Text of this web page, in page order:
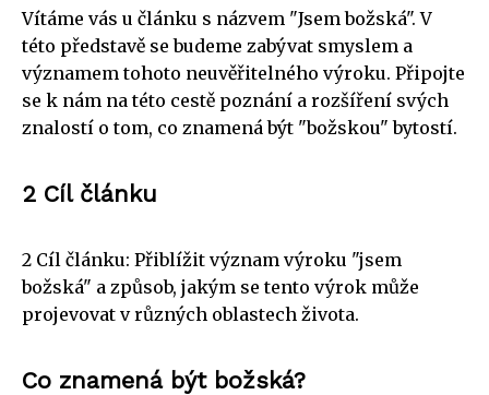
Vítáme vás u článku s názvem "Jsem božská". V
této představě se budeme zabývat smyslem a
významem tohoto neuvěřitelného výroku. Připojte
se k nám na této cestě poznání a rozšíření svých
znalostí o tom, co znamená být "božskou" bytostí.
2 Cíl článku
2 Cíl článku: Přiblížit význam výroku "jsem
božská" a způsob, jakým se tento výrok může
projevovat v různých oblastech života.
Co znamená být božská?